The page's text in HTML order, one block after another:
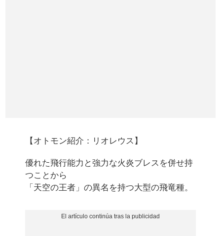
【オトモン紹介：リオレウス】
優れた飛行能力と強力な火炎ブレスを併せ持
つことから
「天空の王者」の異名を持つ大型の飛竜種。